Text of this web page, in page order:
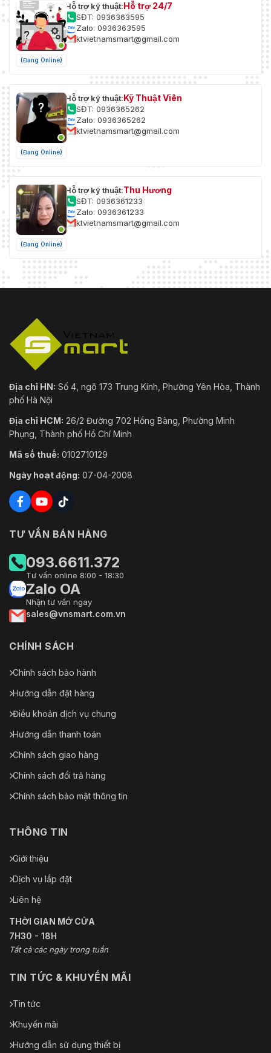
(Đang Online)
Hỗ trợ kỹ thuật:Hỗ trợ 24/7
SĐT: 0936363595
Zalo: 0936363595
ktvietnamsmart@gmail.com
(Đang Online)
Hỗ trợ kỹ thuật:Kỹ Thuật Viên
SĐT: 0936365262
Zalo: 0936365262
ktvietnamsmart@gmail.com
(Đang Online)
Hỗ trợ kỹ thuật:Thu Hương
SĐT: 0936361233
Zalo: 0936361233
ktvietnamsmart@gmail.com
Địa chỉ HN: Số 4, ngõ 173 Trung Kính, Phường Yên Hòa, Thành
phố Hà Nội
Địa chỉ HCM: 26/2 Đường 702 Hồng Bàng, Phường Minh
Phụng, Thành phố Hồ Chí Minh
Mã số thuế: 0102710129
Ngày hoạt động: 07-04-2008
TƯ VẤN BÁN HÀNG
093.6611.372
Tư vấn online 8:00 - 18:30
Zalo OA
Nhận tư vấn ngay
sales@vnsmart.com.vn
CHÍNH SÁCH
Chính sách bảo hành
Hướng dẫn đặt hàng
Điều khoản dịch vụ chung
Hướng dẫn thanh toán
Chính sách giao hàng
Chính sách đổi trả hàng
Chính sách bảo mật thông tin
THÔNG TIN
Giới thiệu
Dịch vụ lắp đặt
Liên hệ
THỜI GIAN MỞ CỬA
7H30 - 18H
Tất cả các ngày trong tuần
TIN TỨC & KHUYẾN MÃI
Tin tức
Khuyến mãi
Hướng dẫn sử dụng thiết bị